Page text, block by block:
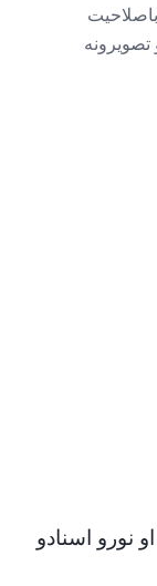
نورو اسنادو